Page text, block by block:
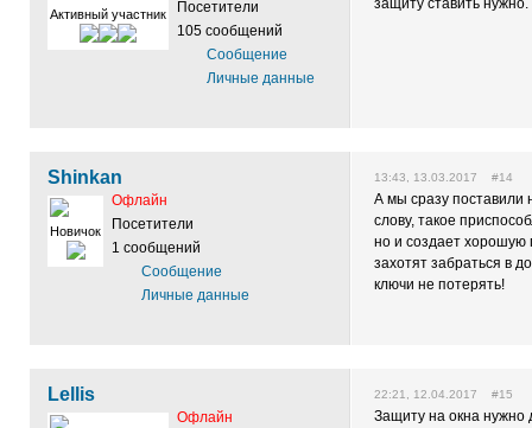
Активный участник
Посетители
105 сообщений
Сообщение
Личные данные
защиту ставить
Shinkan
Новичок
Офлайн
Посетители
1 сообщений
Сообщение
Личные данные
13:43, 13.03.2017 #14
А мы сразу поставили
слову, такое
но и создает хорошую
захотят забраться в
ключи не потерять!
Lellis
Офлайн
22:21, 12.04.2017 #15
Защиту на окна нужно